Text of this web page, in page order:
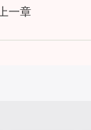
上一章